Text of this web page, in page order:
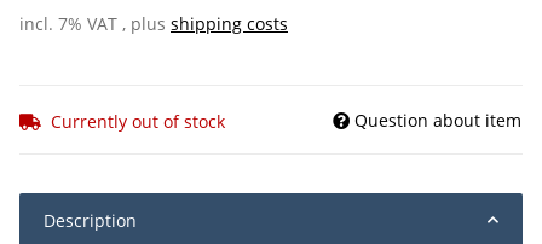
incl. 7% VAT , plus shipping costs
Currently out of stock Question about item
Description